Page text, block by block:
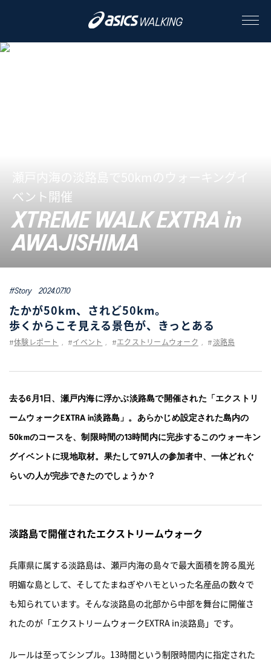
STORY
STYLE
PEOPLE
TECHNOLOGY
TIPS
KIDS
PEDALA
ONLINE STORE
直営店舗
ASICS WALKING JOURNAL
瀬戸内海の淡路島で50kmのウォーキングイ
ベント開催
XTREME WALK EXTRA in
AWAJISHIMA
#Story 2024.07.10
たかが50km、されど50km。
歩くからこそ見える景色が、きっとある
#体験レポート , # イベント , # エクストリームウォーク , # 淡路島
去る6月1日、瀬戸内海に浮かぶ淡路島で開催された「エクストリ
ームウォークEXTRA in淡路島」。あらかじめ設定された島内の
50kmのコースを、制限時間の13時間内に完歩するこのウォーキン
グイベントに現地取材。果たして971人の参加者中、一体どれぐ
らいの人が完歩できたのでしょうか？
淡路島で開催されたエクストリームウォーク
兵庫県に属する淡路島は、瀬戸内海の島々で最大面積を誇る風光
明媚な島として、そしてたまねぎやハモといった名産品の数々で
も知られています。そんな淡路島の北部から中部を舞台に開催さ
れたのが「エクストリームウォークEXTRA in淡路島」です。
ルールは至ってシンプル。13時間という制限時間内に指定された